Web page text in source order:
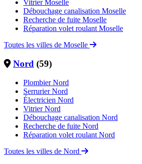
Vitrier Moselle
Débouchage canalisation Moselle
Recherche de fuite Moselle
Réparation volet roulant Moselle
Toutes les villes de Moselle
Nord (59)
Plombier Nord
Serrurier Nord
Électricien Nord
Vitrier Nord
Débouchage canalisation Nord
Recherche de fuite Nord
Réparation volet roulant Nord
Toutes les villes de Nord